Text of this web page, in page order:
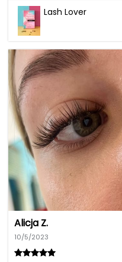
Lash Lover
Alicja Z.
10/5/2023